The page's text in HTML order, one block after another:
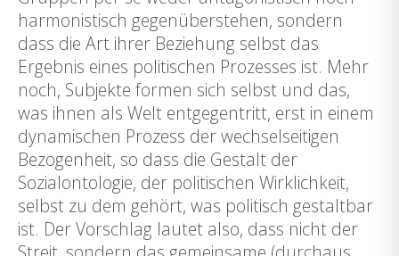
harmonistisch gegenüberstehen, sondern
dass die Art ihrer Beziehung selbst das
Ergebnis eines politischen Prozesses ist. Mehr
noch, Subjekte formen sich selbst und das,
was ihnen als Welt entgegentritt, erst in einem
dynamischen Prozess der wechselseitigen
Bezogenheit, so dass die Gestalt der
Sozialontologie, der politischen Wirklichkeit,
selbst zu dem gehört, was politisch gestaltbar
ist. Der Vorschlag lautet also, dass nicht der